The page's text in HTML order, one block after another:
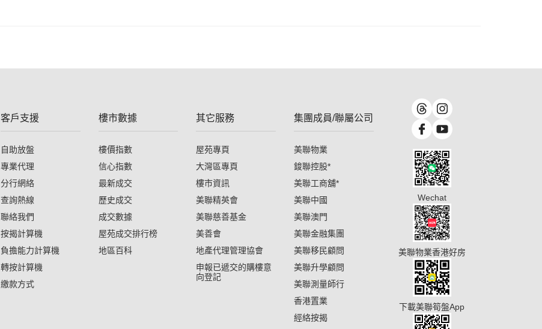
客戶支援
自助放盤
專業代理
分行網絡
查詢熱線
聯絡我們
按揭計算機
負擔能力計算機
轉按計算機
繳款方式
樓市數據
樓價指數
信心指數
最新成交
歷史成交
成交數據
屋苑成交排行榜
地區百科
其它服務
屋苑專頁
大灣區專頁
樓市資訊
美聯精英會
美聯慈善基金
美善會
地產代理管理協會
申報已遞交的購樓意
向登記
集團成員/聯屬公司
美聯物業
鋑聯控股*
美聯工商舖*
美聯中國
美聯澳門
美聯金融集團
美聯移民顧問
美聯升學顧問
美聯測量師行
香港置業
經絡按揭
Wechat
美聯物業香港好房
下載美聯筍盤App